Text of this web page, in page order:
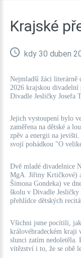
Krajské
kdy 30 duben
Nejmladší žáci literárně
2026 krajskou
Divadle Jesličky Josefa
Jejich vystoupení bylo
zaměřena na dětské a
zpěv a energii na
svojí pohádkou "O
Dvě mladé divadelnice
MgA. Jiřiny Krtičkové)
Šimona Gondeka) ve
školu v Divadle
přehlídce dětských
Všichni jsme pocítili,
královéhradeckém kraji
slunci zatím
vítězství i to, že se obě